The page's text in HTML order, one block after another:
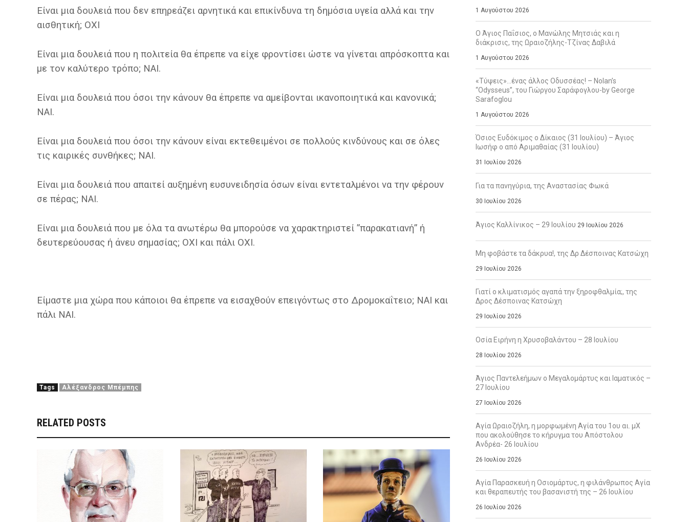
Είναι μια δουλειά που δεν επηρεάζει αρνητικά και επικίνδυνα τη δημόσια υγεία αλλά και την
αισθητική; ΟΧΙ
Είναι μια δουλειά που η πολιτεία θα έπρεπε να είχε φροντίσει ώστε να γίνεται απρόσκοπτα και
με τον καλύτερο τρόπο; ΝΑΙ.
Είναι μια δουλειά που όσοι την κάνουν θα έπρεπε να αμείβονται ικανοποιητικά και κανονικά;
ΝΑΙ.
Είναι μια δουλειά που όσοι την κάνουν είναι εκτεθειμένοι σε πολλούς κινδύνους και σε όλες
τις καιρικές συνθήκες; ΝΑΙ.
Είναι μια δουλειά που απαιτεί αυξημένη ευσυνειδησία όσων είναι εντεταλμένοι να την φέρουν
σε πέρας; ΝΑΙ.
Είναι μια δουλειά που με όλα τα ανωτέρω θα μπορούσε να χαρακτηριστεί ”παρακατιανή” ή
δευτερεύουσας ή άνευ σημασίας; ΟΧΙ και πάλι ΟΧΙ.
Είμαστε μια χώρα που κάποιοι θα έπρεπε να εισαχθούν επειγόντως στο Δρομοκαΐτειο; ΝΑΙ και
πάλι ΝΑΙ.
Tags Αλέξανδρος Μπέμπης
RELATED POSTS
1 Αυγούστου 2026
Ο Άγιος Παΐσιος, ο Μανώλης Μητσιάς και η
διάκρισις, της Ωραιοζήλης-Τζίνας Δαβιλά
1 Αυγούστου 2026
«Τύψεις»…ένας άλλος Οδυσσέας! – Nolan’s
“Odysseus”, του Γιώργου Σαράφογλου-by George
Sarafoglou
1 Αυγούστου 2026
Όσιος Ευδόκιμος ο Δίκαιος (31 Ιουλίου) – Άγιος
Ιωσήφ ο από Αριμαθαίας (31 Ιουλίου)
31 Ιουλίου 2026
Για τα πανηγύρια, της Αναστασίας Φωκά
30 Ιουλίου 2026
Άγιος Καλλίνικος – 29 Ιουλίου 29 Ιουλίου 2026
Μη φοβάστε τα δάκρυα!, της Δρ Δέσποινας Κατσώχη
29 Ιουλίου 2026
Γιατί ο κλιματισμός αγαπά την ξηροφθαλμία;, της
Δρος Δέσποινας Κατσώχη
29 Ιουλίου 2026
Οσία Ειρήνη η Χρυσοβαλάντου – 28 Ιουλίου
28 Ιουλίου 2026
Άγιος Παντελεήμων ο Μεγαλομάρτυς και Ιαματικός –
27 Ιουλίου
27 Ιουλίου 2026
Αγία Ωραιοζήλη, η μορφωμένη Αγία του 1ου αι. μΧ
που ακολούθησε το κήρυγμα του Απόστολου
Ανδρέα- 26 Ιουλίου
26 Ιουλίου 2026
Αγία Παρασκευή η Οσιομάρτυς, η φιλάνθρωπος Αγία
και θεραπευτής του βασανιστή της – 26 Ιουλίου
26 Ιουλίου 2026